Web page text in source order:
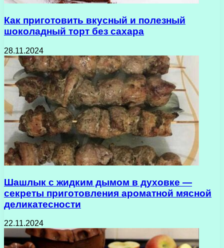
Как приготовить вкусный и полезный
шоколадный торт без сахара
28.11.2024
Шашлык с жидким дымом в духовке —
секреты приготовления ароматной мясной
деликатесности
22.11.2024